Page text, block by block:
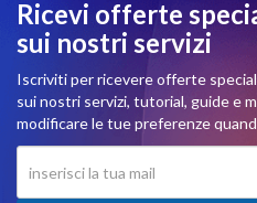
Ricevi offerte
sui nostri servizi
Iscriviti per ricevere offerte
sui nostri servizi, tutorial, guide e
modificare le tue preferenze